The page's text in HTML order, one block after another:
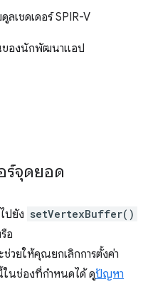
ลเชดเดอร์ SPIR-V
ของนักพัฒนาแอป
ร์จุดยอด
ไปยัง setVertexBuffer()
อ
ช่วยให้คุณยกเลิกการตั้งค่า
นช่องที่กำหนดได้ ดูปัญหา